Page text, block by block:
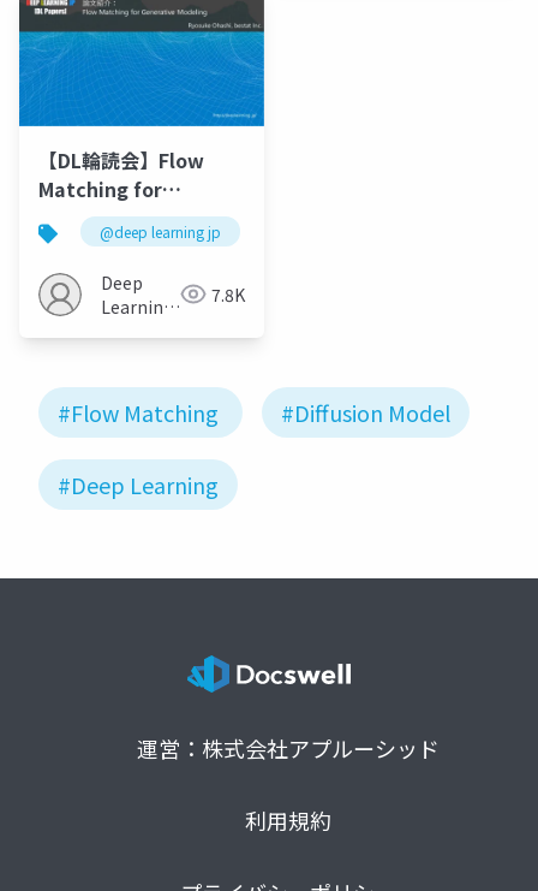
【DL輪読会】Flow
Matching for
Generative Modeling
@deep learning jp
Deep
Learning
7.8K
#Flow Matching #Diffusion Model
#Deep Learning
運営：株式会社アプルーシッド
利用規約